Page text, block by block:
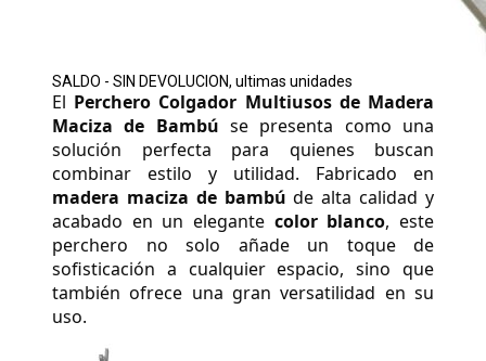
SALDO - SIN DEVOLUCION, ultimas unidades
El Perchero Colgador Multiusos de Madera
Maciza de Bambú se presenta como una
solución perfecta para quienes buscan
madera maciza de bambú de alta calidad y
acabado en un elegante color blanco, este
perchero no solo añade un toque de
sofisticación a cualquier espacio, sino que
también ofrece una gran versatilidad en su
uso.